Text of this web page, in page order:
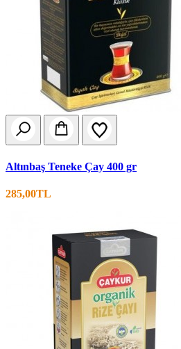
Altınbaş Teneke Çay 400 gr
285,00TL